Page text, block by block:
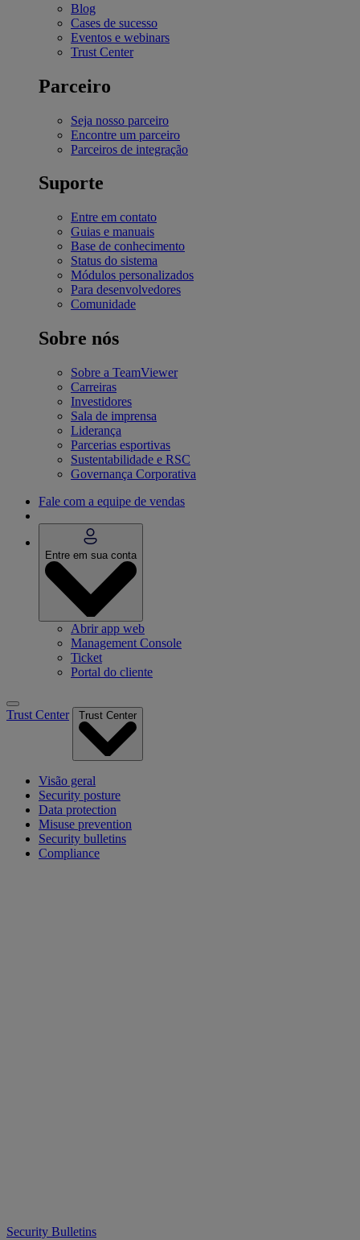
Blog
Cases de sucesso
Eventos e webinars
Trust Center
Parceiro
Seja nosso parceiro
Encontre um parceiro
Parceiros de integração
Suporte
Entre em contato
Guias e manuais
Base de conhecimento
Status do sistema
Módulos personalizados
Para desenvolvedores
Comunidade
Sobre nós
Sobre a TeamViewer
Carreiras
Investidores
Sala de imprensa
Liderança
Parcerias esportivas
Sustentabilidade e RSC
Governança Corporativa
Fale com a equipe de vendas
Entre em sua conta
Abrir app web
Management Console
Ticket
Portal do cliente
Trust Center Trust Center
Visão geral
Security posture
Data protection
Misuse prevention
Security bulletins
Compliance
Security Bulletins